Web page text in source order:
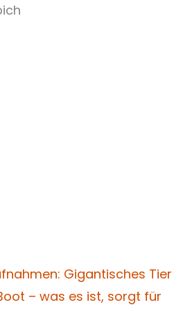
Gigantisches Tier
– was es ist, sorgt für